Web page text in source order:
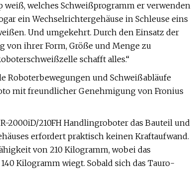
weiß, welches Schweißprogramm er verwenden
ein Wechselrichtergehäuse in Schleuse eins
Und umgekehrt. Durch den Einsatz der
von ihrer Form, Größe und Menge zu
schafft alles.“
Roboterbewegungen und Schweißabläufe
mit freundlicher Genehmigung von Fronius
2000iD/210FH Handlingroboter das Bauteil und
erfordert praktisch keinen Kraftaufwand.
von 210 Kilogramm, wobei das
Kilogramm wiegt. Sobald sich das Tauro-